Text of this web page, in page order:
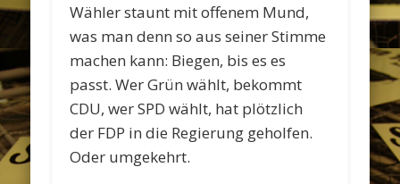
Wähler staunt mit offenem Mund,
was man denn so aus seiner Stimme
machen kann: Biegen, bis es es
passt. Wer Grün wählt, bekommt
CDU, wer SPD wählt, hat plötzlich
der FDP in die Regierung geholfen.
Oder umgekehrt.